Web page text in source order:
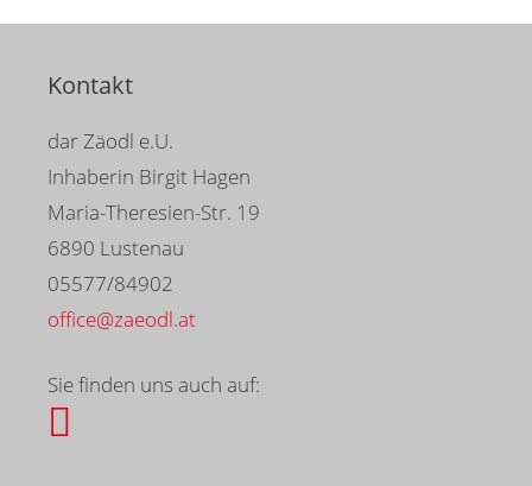
Kontakt
dar Zäodl e.U.
Inhaberin Birgit Hagen
Maria-Theresien-Str. 19
6890 Lustenau
05577/84902
office@zaeodl.at
Sie finden uns auch auf: